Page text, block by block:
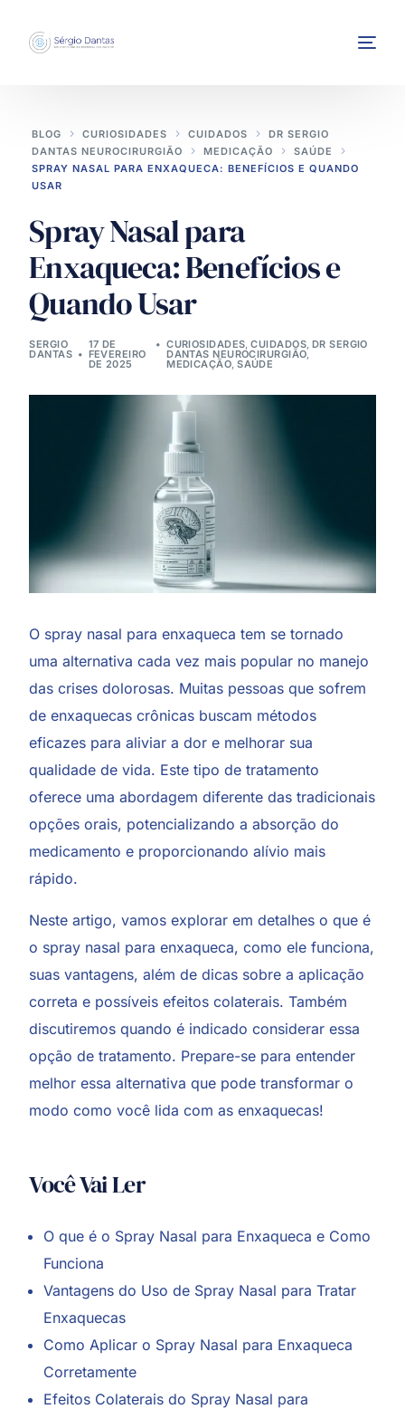
BLOG CURIOSIDADES CUIDADOS
DR SERGIO
DANTAS NEUROCIRURGIÃO
MEDICAÇÃO
SAÚDE
SPRAY NASAL PARA ENXAQUECA: BENEFÍCIOS E QUANDO
USAR
Spray Nasal para
Enxaqueca: Benefícios e
Quando Usar
SERGIO
DANTAS
17 DE
FEVEREIRO
DE 2025
CURIOSIDADES,CUIDADOS, DR SERGIO
DANTAS NEUROCIRURGIÃO,
MEDICAÇÃO,SAÚDE
O spray nasal para enxaqueca tem se tornado
uma alternativa cada vez mais popular no manejo
das crises dolorosas. Muitas pessoas que sofrem
de enxaquecas crônicas buscam métodos
eficazes para aliviar a dor e melhorar sua
qualidade de vida. Este tipo de tratamento
oferece uma abordagem diferente das tradicionais
opções orais, potencializando a absorção do
medicamento e proporcionando alívio mais
rápido.
Neste artigo, vamos explorar em detalhes o que é
o spray nasal para enxaqueca, como ele funciona,
suas vantagens, além de dicas sobre a aplicação
correta e possíveis efeitos colaterais. Também
discutiremos quando é indicado considerar essa
opção de tratamento. Prepare-se para entender
melhor essa alternativa que pode transformar o
modo como você lida com as enxaquecas!
Você Vai Ler
O que é o Spray Nasal para Enxaqueca e Como
Funciona
Vantagens do Uso de Spray Nasal para Tratar
Enxaquecas
Como Aplicar o Spray Nasal para Enxaqueca
Corretamente
Efeitos Colaterais do Spray Nasal para
INTERVENÇÕES